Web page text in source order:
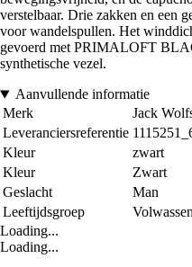
verstelbaar. Drie zakken en een
voor wandelspullen. Het
gevoerd met PRIMALOFT
synthetische vezel.
Aanvullende informatie
Merk
Jack
Leveranciersreferentie
Kleur
zwart
Kleur
Zwart
Geslacht
Man
Leeftijdsgroep
Loading...
Loading...